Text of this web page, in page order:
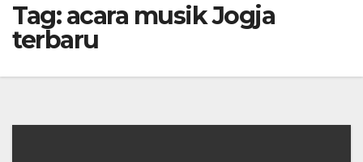
Tag:acara musik Jogja
terbaru